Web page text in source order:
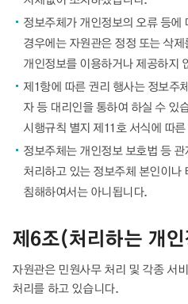
정보주체가 개인정보의 오류 등에
경우에는 자원관은 정정 또는 삭
개인정보를 이용하거나 제공하지
제1항에 따른 권리 행사는 정보주
자 등 대리인을 통하여 하실 수 있
시행규칙 별지 제11호 서식에 따
정보주체는 개인정보 보호법 등
처리하고 있는 정보주체 본인이나
침해하여서는 아니됩니다.
제6조(처리하는 개
자원관은 민원사무 처리 및 각종 서
처리를 하고 있습니다.